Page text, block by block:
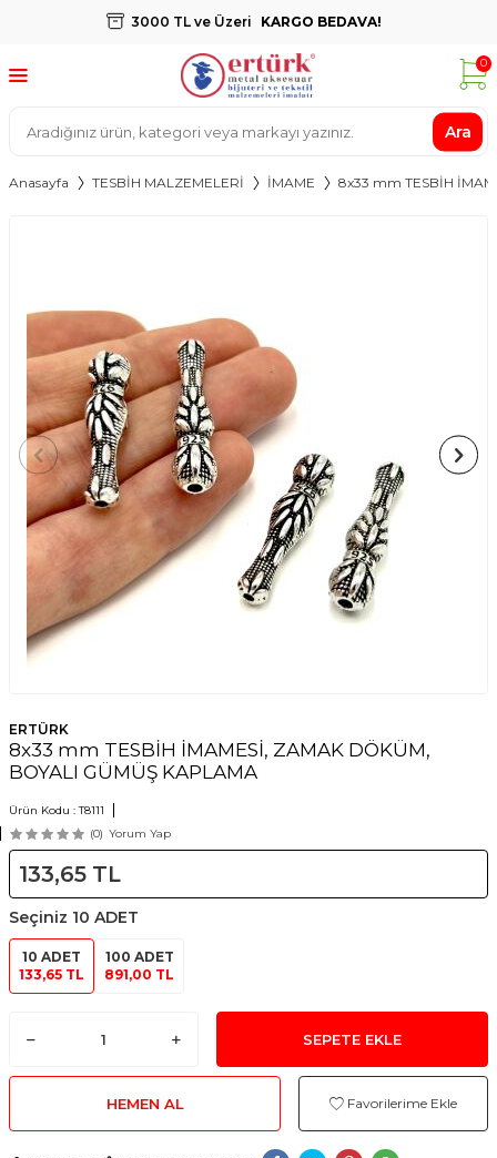
3000 TL ve Üzeri KARGO BEDAVA!
Ara
0
Anasayfa TESBİH MALZEMELERİ İMAME 8x33 mm TESBİH
ERTÜRK
8x33 mm TESBİH İMAMESİ, ZAMAK DÖKÜM,
BOYALI GÜMÜŞ KAPLAMA
Ürün Kodu :T8111
(0) Yorum Yap
133,65 TL
Seçiniz 10 ADET
10 ADET
133,65 TL
100 ADET
891,00 TL
SEPETE EKLE
HEMEN AL Favorilerime Ekle